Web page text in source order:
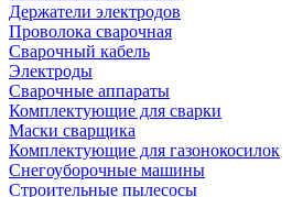
Держатели электродов
Проволока сварочная
Сварочный кабель
Электроды
Сварочные аппараты
Комплектующие для сварки
Маски сварщика
Комплектующие для газонокосилок
Снегоуборочные машины
Строительные пылесосы